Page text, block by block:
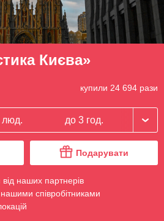
Києва»
купили 24 694 рази
люд. до 3 год.
Подарувати
від наших партнерів
співробітниками